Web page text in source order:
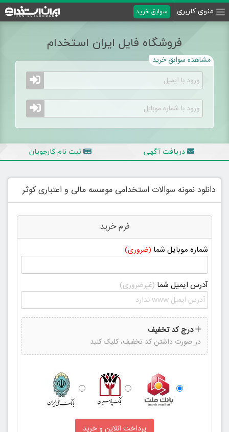
منوی کاربری سوابق خرید
فروشگاه فایل ایران استخدام
مشاهده سوابق خرید
دریافت آگهی ثبت نام کارجویان
دانلود نمونه سوالات استخدامی موسسه مالی و اعتباری کوثر
فرم خرید
شماره موبایل شما (ضروری)
آدرس ایمیل شما (غیرضروری)
درج کد تخفیف
در صورت داشتن کد تخفیف، کلیک کنید